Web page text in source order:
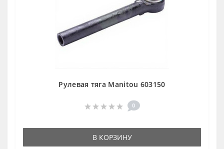
Рулевая тяга Manitou 603150
0
В КОРЗИНУ